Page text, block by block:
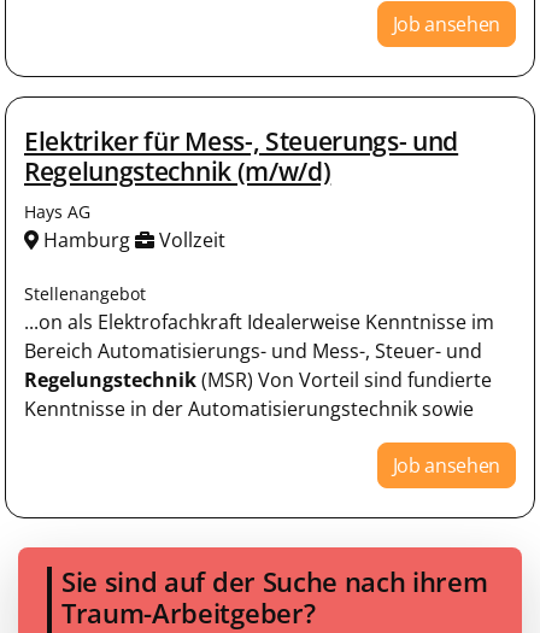
Job ansehen
Elektriker für Mess-, Steuerungs- und
Regelungstechnik (m/w/d)
Hays AG
Hamburg Vollzeit
Stellenangebot
...on als Elektrofachkraft Idealerweise Kenntnisse im
Bereich Automatisierungs- und Mess-, Steuer- und
Regelungstechnik(MSR) Von Vorteil sind fundierte
Kenntnisse in der Automatisierungstechnik sowie
Job ansehen
Sie sind auf der Suche nach ihrem
Traum-Arbeitgeber?